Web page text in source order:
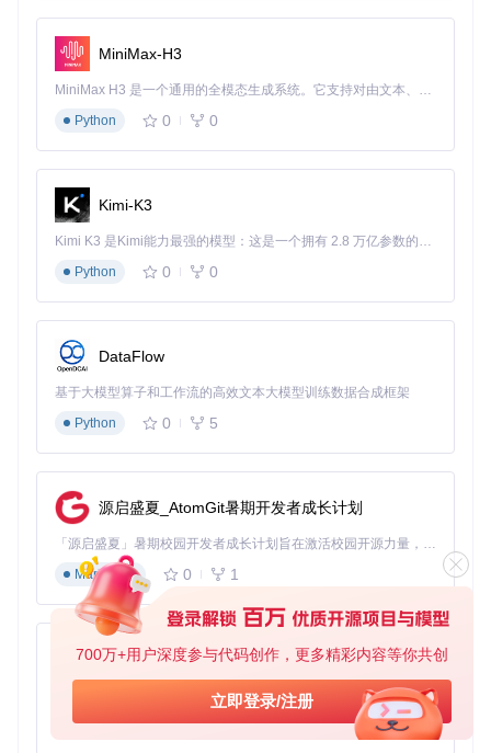
700万+用户深度参与代码创作，更多精彩内容等你共创
立即登录/注册
MiniMax-H3
MiniMax H3 是一个通用的全模态生成系统。它支持对由文本、图像、视频和音频组成的多模态上下文进行统一理解，并能生成分辨率高达 2K、时长可达 15 秒的带原生立体声音频的视频。得益于面向任务泛化的系统设计，H3 在预训练阶段就已具备广泛的多模态上下文理解与生成能力，能够出色地执行复杂的多模态指令。
Python
0 0
Kimi-K3
Kimi K3 是Kimi能力最强的模型：这是一个拥有 2.8 万亿参数的混合专家（MoE）模型，具备原生视觉理解能力，并支持 100 万 token 的上下文窗口。
Python
0 0
DataFlow
基于大模型算子和工作流的高效文本大模型训练数据合成框架
Python
0 5
源启盛夏_AtomGit暑期开发者成长计划
「源启盛夏」暑期校园开发者成长计划旨在激活校园开源力量，通过积分激励、认证扶持、资源倾斜等形式，引导高校组织和开发者完成「入驻 — 建项目 — 做贡献 — 获认证 — 得资源」的完整闭环。无论你是想带领社团入驻平台的组织者，还是希望用代码贡献证明自己的开发者，都能在这里找到属于你的成长路径。
Markdown
0 1
py-xiaozhi
基于Python的Xiaozhi AI，适用于想要完整Xiaozhi体验而无需拥有专用硬件的用户。
Python
0 1